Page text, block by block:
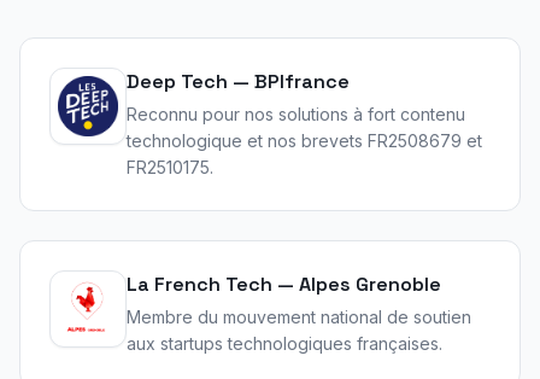
Deep Tech — BPIfrance
Reconnu pour nos solutions à fort contenu
technologique et nos brevets FR2508679 et
FR2510175.
La French Tech — Alpes Grenoble
Membre du mouvement national de soutien
aux startups technologiques françaises.